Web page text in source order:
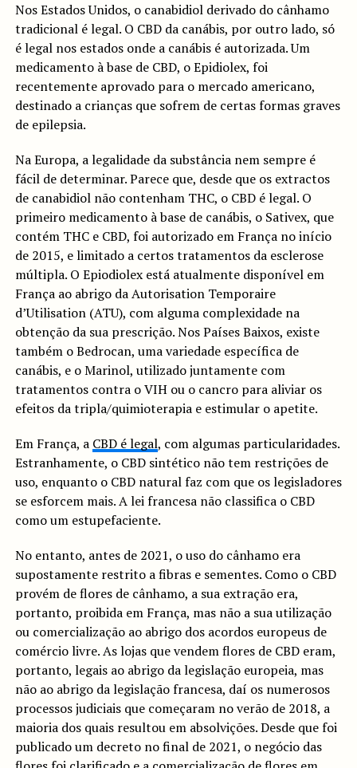
Nos Estados Unidos, o canabidiol derivado do cânhamo
tradicional é legal. O CBD da canábis, por outro lado, só
é legal nos estados onde a canábis é autorizada. Um
medicamento à base de CBD, o Epidiolex, foi
recentemente aprovado para o mercado americano,
destinado a crianças que sofrem de certas formas graves
de epilepsia.
Na Europa, a legalidade da substância nem sempre é
fácil de determinar. Parece que, desde que os extractos
de canabidiol não contenham THC, o CBD é legal. O
primeiro medicamento à base de canábis, o Sativex, que
contém THC e CBD, foi autorizado em França no início
de 2015, e limitado a certos tratamentos da esclerose
múltipla. O Epiodiolex está atualmente disponível em
França ao abrigo da Autorisation Temporaire
d’Utilisation (ATU), com alguma complexidade na
obtenção da sua prescrição. Nos Países Baixos, existe
também o Bedrocan, uma variedade específica de
canábis, e o Marinol, utilizado juntamente com
tratamentos contra o VIH ou o cancro para aliviar os
efeitos da tripla/quimioterapia e estimular o apetite.
Em França, a CBD é legal, com algumas particularidades.
Estranhamente, o CBD sintético não tem restrições de
uso, enquanto o CBD natural faz com que os legisladores
se esforcem mais. A lei francesa não classifica o CBD
como um estupefaciente.
No entanto, antes de 2021, o uso do cânhamo era
supostamente restrito a fibras e sementes. Como o CBD
provém de flores de cânhamo, a sua extração era,
portanto, proibida em França, mas não a sua utilização
ou comercialização ao abrigo dos acordos europeus de
comércio livre. As lojas que vendem flores de CBD eram,
portanto, legais ao abrigo da legislação europeia, mas
não ao abrigo da legislação francesa, daí os numerosos
processos judiciais que começaram no verão de 2018, a
maioria dos quais resultou em absolvições. Desde que foi
publicado um decreto no final de 2021, o negócio das